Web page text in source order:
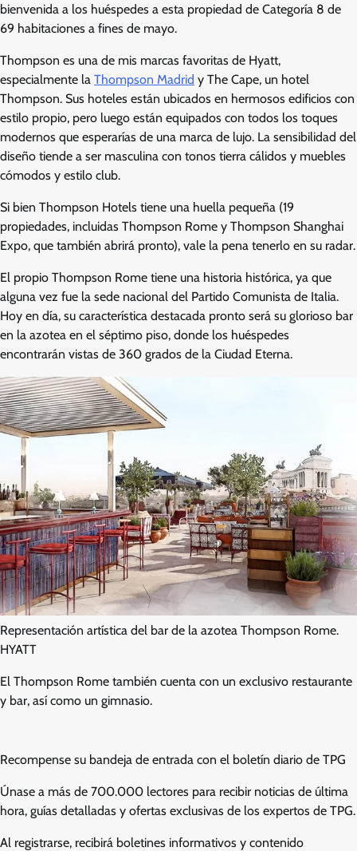
bienvenida a los huéspedes a esta propiedad de Categoría 8 de
69 habitaciones a fines de mayo.
Thompson es una de mis marcas favoritas de Hyatt,
especialmente la Thompson Madrid y The Cape, un hotel
Thompson. Sus hoteles están ubicados en hermosos edificios con
estilo propio, pero luego están equipados con todos los toques
modernos que esperarías de una marca de lujo. La sensibilidad del
diseño tiende a ser masculina con tonos tierra cálidos y muebles
cómodos y estilo club.
Si bien Thompson Hotels tiene una huella pequeña (19
propiedades, incluidas Thompson Rome y Thompson Shanghai
Expo, que también abrirá pronto), vale la pena tenerlo en su radar.
El propio Thompson Rome tiene una historia histórica, ya que
alguna vez fue la sede nacional del Partido Comunista de Italia.
Hoy en día, su característica destacada pronto será su glorioso bar
en la azotea en el séptimo piso, donde los huéspedes
encontrarán vistas de 360 ​​grados de la Ciudad Eterna.
Representación artística del bar de la azotea Thompson Rome.
HYATT
El Thompson Rome también cuenta con un exclusivo restaurante
y bar, así como un gimnasio.
Recompense su bandeja de entrada con el boletín diario de TPG
Únase a más de 700.000 lectores para recibir noticias de última
hora, guías detalladas y ofertas exclusivas de los expertos de TPG.
Al registrarse, recibirá boletines informativos y contenido